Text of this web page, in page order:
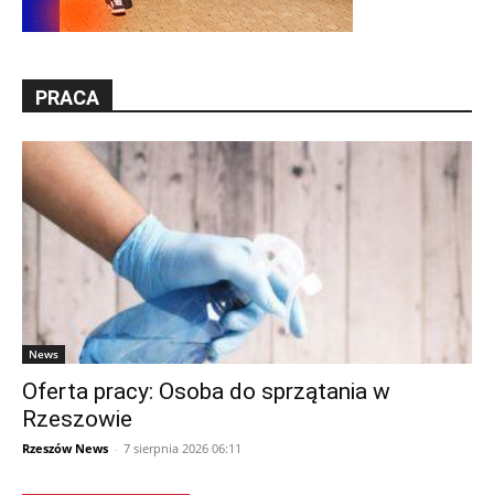
PRACA
News
Oferta pracy: Osoba do sprzątania w
Rzeszowie
Rzeszów News - 7 sierpnia 2026 06:11